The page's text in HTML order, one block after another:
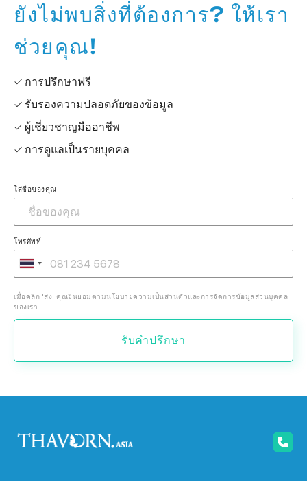
ยังไม่พบสิ่งที่ต้องการ? ให้เรา
ช่วยคุณ!
✓ การปรึกษาฟรี
✓ รับรองความปลอดภัยของข้อมูล
✓ ผู้เชี่ยวชาญมืออาชีพ
✓ การดูแลเป็นรายบุคคล
ใส่ชื่อของคุณ
โทรศัพท์
เมื่อคลิก 'ส่ง' คุณยินยอมตามนโยบายความเป็นส่วนตัวและการจัดการข้อมูลส่วนบุคคล
ของเรา.
รับคำปรึกษา